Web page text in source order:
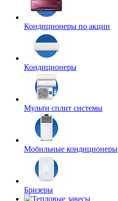
Кондиционеры по акции
Кондиционеры
Мульти сплит системы
Мобильные кондиционеры
Бризеры